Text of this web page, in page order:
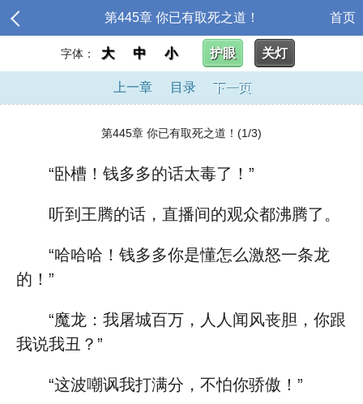
第445章 你已有取死之道！ 首页
字体： 大 中 小 护眼 关灯
上一章 目录 下一页
第445章 你已有取死之道！(1/3)
“卧槽！钱多多的话太毒了！”
听到王腾的话，直播间的观众都沸腾了。
“哈哈哈！钱多多你是懂怎么激怒一条龙
的！”
“魔龙：我屠城百万，人人闻风丧胆，你跟
我说我丑？”
“这波嘲讽我打满分，不怕你骄傲！”